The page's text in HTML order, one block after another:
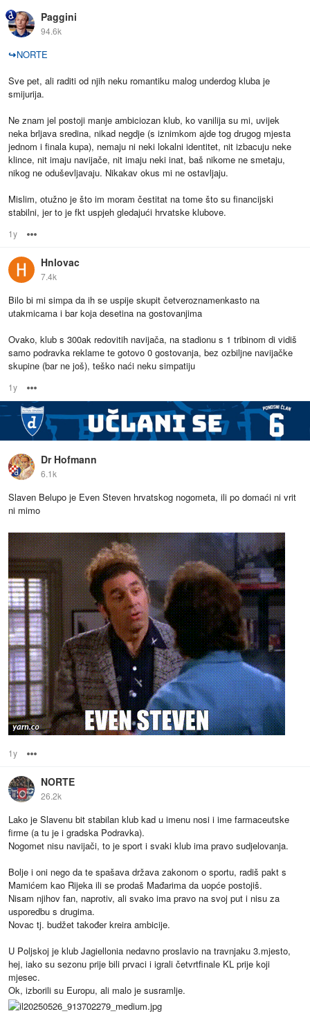
Paggini
94.6k
↪NORTE
Sve pet, ali raditi od njih neku romantiku malog underdog kluba je
smijurija.
Ne znam jel postoji manje ambiciozan klub, ko vanilija su mi, uvijek
neka brljava sredina, nikad negdje (s iznimkom ajde tog drugog mjesta
jednom i finala kupa), nemaju ni neki lokalni identitet, nit izbacuju neke
klince, nit imaju navijače, nit imaju neki inat, baš nikome ne smetaju,
nikog ne oduševljavaju. Nikakav okus mi ne ostavljaju.
Mislim, otužno je što im moram čestitat na tome što su financijski
stabilni, jer to je fkt uspjeh gledajući hrvatske klubove.
1y
Hnlovac
7.4k
Bilo bi mi simpa da ih se uspije skupit četveroznamenkasto na
utakmicama i bar koja desetina na gostovanjima
Ovako, klub s 300ak redovitih navijača, na stadionu s 1 tribinom di vidiš
samo podravka reklame te gotovo 0 gostovanja, bez ozbiljne navijačke
skupine (bar ne još), teško naći neku simpatiju
1y
Dr Hofmann
6.1k
Slaven Belupo je Even Steven hrvatskog nogometa, ili po domaći ni vrit
ni mimo
1y
NORTE
26.2k
Lako je Slavenu bit stabilan klub kad u imenu nosi i ime farmaceutske
firme (a tu je i gradska Podravka).
Nogomet nisu navijači, to je sport i svaki klub ima pravo sudjelovanja.
Bolje i oni nego da te spašava država zakonom o sportu, radiš pakt s
Mamićem kao Rijeka ili se prodaš Mađarima da uopće postojiš.
Nisam njihov fan, naprotiv, ali svako ima pravo na svoj put i nisu za
usporedbu s drugima.
Novac tj. budžet također kreira ambicije.
U Poljskoj je klub Jagiellonia nedavno proslavio na travnjaku 3.mjesto,
hej, iako su sezonu prije bili prvaci i igrali četvrtfinale KL prije koji
mjesec.
Ok, izborili su Europu, ali malo je susramlje.